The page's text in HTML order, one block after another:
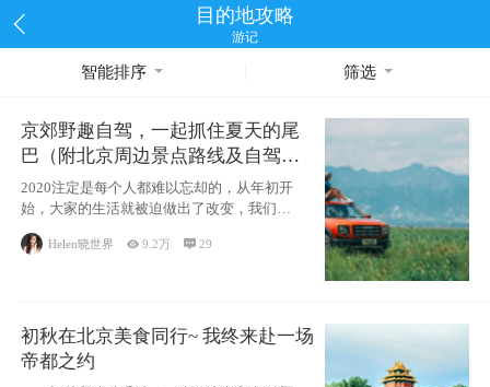
目的地攻略
游记
智能排序 筛选
京郊野趣自驾，一起抓住夏天的尾
巴（附北京周边景点路线及自驾攻
略）
2020注定是每个人都难以忘却的，从年初开
始，大家的生活就被迫做出了改变，我们也
不例外。本来双双辞职是为
Helen晓世界 9.2万 29
初秋在北京美食同行~ 我终来赴一场
帝都之约